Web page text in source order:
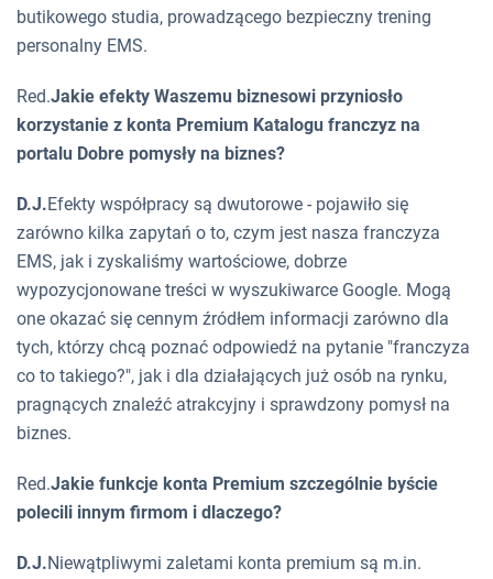
butikowego studia, prowadzącego bezpieczny trening
personalny EMS.
Red.Jakie efekty Waszemu biznesowi przyniosło
korzystanie z konta Premium Katalogu franczyz na
portalu Dobre pomysły na biznes?
D.J.Efekty współpracy są dwutorowe - pojawiło się
zarówno kilka zapytań o to, czym jest nasza franczyza
EMS, jak i zyskaliśmy wartościowe, dobrze
wypozycjonowane treści w wyszukiwarce Google. Mogą
one okazać się cennym źródłem informacji zarówno dla
tych, którzy chcą poznać odpowiedź na pytanie "franczyza
co to takiego?", jak i dla działających już osób na rynku,
pragnących znaleźć atrakcyjny i sprawdzony pomysł na
biznes.
Red.Jakie funkcje konta Premium szczególnie byście
polecili innym firmom i dlaczego?
D.J.Niewątpliwymi zaletami konta premium są m.in.